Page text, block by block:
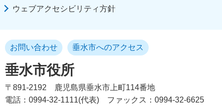
ウェブアクセシビリティ方針
垂水市役所
お問い合わせ 垂水市へのアクセス
〒891-2192
鹿児島県垂水市上町114番地
電話：0994-32-1111(代表)
ファックス：0994-32-6625